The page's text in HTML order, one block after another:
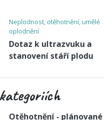
Neplodnost, otěhotnění, umělé
oplodnění
Dotaz k ultrazvuku a
stanovení stáří plodu
Otěhotnění - plánované